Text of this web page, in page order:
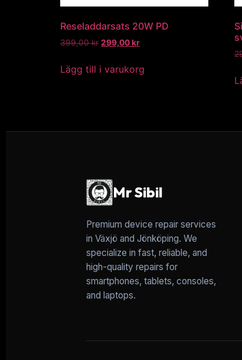
Reseladdarsats 20W PD
399,00kr 299,00kr
Lägg till i varukorg
Mr Sibil
Premium device repair services
in Växjö and Jönköping. We
specialize in fast, reliable, and
high-quality repairs for
smartphones, tablets, consoles,
and laptops.